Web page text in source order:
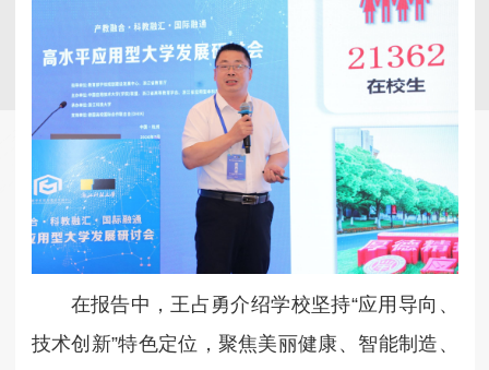
在报告中， 王占勇介绍学校坚持“应用导向、
技术创新”特色定位，聚焦美丽健康、智能制造、